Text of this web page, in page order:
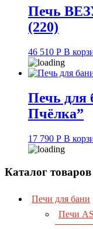
Печь
(220)
46 510 Р В
Печь для
Пчёлка”
17 790 Р В
Каталог товаров
Печи для бани
Печи